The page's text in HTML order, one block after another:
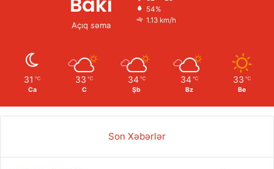
Açıq səma
54%
1.13 km/h
31 ℃
Ca
33 ℃
C
34 ℃
Şb
34 ℃
Bz
33 ℃
Be
Son Xəbərlər